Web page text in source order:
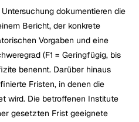
dokumentieren die
Bericht, der konkrete
Vorgaben und eine
(F1 = Geringfügig, bis
benennt. Darüber hinaus
Fristen, in denen die
wird. Die betroffenen Institute
gesetzten Frist geeignete